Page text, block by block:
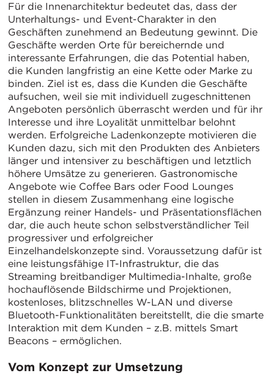
Für die Innenarchitektur bedeutet das, dass der
Unterhaltungs- und Event-Charakter in den
Geschäften zunehmend an Bedeutung gewinnt. Die
Geschäfte werden Orte für bereichernde und
interessante Erfahrungen, die das Potential haben,
die Kunden langfristig an eine Kette oder Marke zu
binden. Ziel ist es, dass die Kunden die Geschäfte
aufsuchen, weil sie mit individuell zugeschnittenen
Angeboten persönlich überrascht werden und für ihr
Interesse und ihre Loyalität unmittelbar belohnt
werden. Erfolgreiche Ladenkonzepte motivieren die
Kunden dazu, sich mit den Produkten des Anbieters
länger und intensiver zu beschäftigen und letztlich
höhere Umsätze zu generieren. Gastronomische
Angebote wie Coffee Bars oder Food Lounges
stellen in diesem Zusammenhang eine logische
Ergänzung reiner Handels- und Präsentationsflächen
dar, die auch heute schon selbstverständlicher Teil
progressiver und erfolgreicher
Einzelhandelskonzepte sind. Voraussetzung dafür ist
eine leistungsfähige IT-Infrastruktur, die das
Streaming breitbandiger Multimedia-Inhalte, große
hochauflösende Bildschirme und Projektionen,
kostenloses, blitzschnelles W-LAN und diverse
Bluetooth-Funktionalitäten bereitstellt, die die smarte
Interaktion mit dem Kunden – z.B. mittels Smart
Beacons – ermöglichen.
Vom Konzept zur Umsetzung